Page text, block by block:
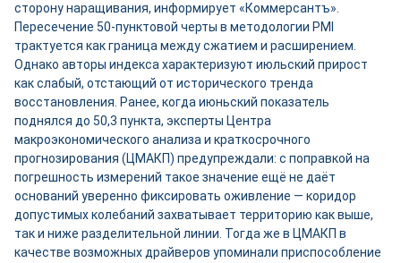
сторону наращивания, информирует «Коммерсантъ».
Пересечение 50-пунктовой черты в методологии PMI
трактуется как граница между сжатием и расширением.
Однако авторы индекса характеризуют июльский прирост
как слабый, отстающий от исторического тренда
восстановления. Ранее, когда июньский показатель
поднялся до 50,3 пункта, эксперты Центра
макроэкономического анализа и краткосрочного
прогнозирования (ЦМАКП) предупреждали: с поправкой на
погрешность измерений такое значение ещё не даёт
оснований уверенно фиксировать оживление — коридор
допустимых колебаний захватывает территорию как выше,
так и ниже разделительной линии. Тогда же в ЦМАКП в
качестве возможных драйверов упоминали приспособление